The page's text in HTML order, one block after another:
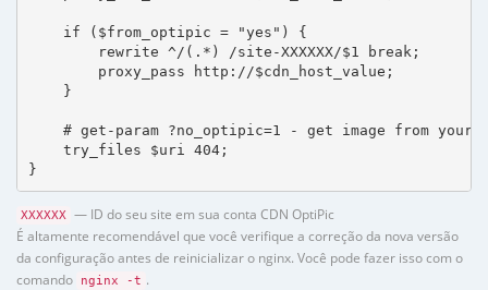
    if ($from_optipic = "yes") {
        rewrite ^/(.*) /site-XXXXXX/$1 break;
        proxy_pass http://$cdn_host_value;
    }
# get-param ?no_optipic=1 - get image from your
    try_files $uri 404;
}
XXXXXX
— ID do seu site em sua conta CDN OptiPic
É altamente recomendável que você verifique a correção da nova versão
da configuração antes de reinicializar o nginx. Você pode fazer isso com o
comando
nginx -t .